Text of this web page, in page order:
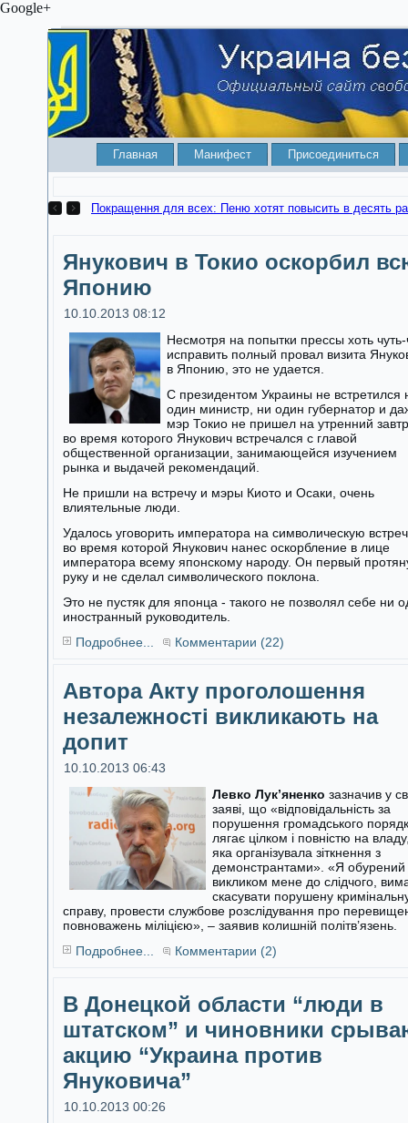
Google+
Главная Манифест Присоединиться
Покращення для всех: Пеню хотят повысить в десять
Янукович в Токио оскорбил
Японию
10.10.2013 08:12
Несмотря на попытки прессы хоть чуть-
исправить полный провал визита
в Японию, это не удается.
С президентом Украины не встретился
один министр, ни один губернатор и
мэр Токио не пришел на утренний
во время которого Янукович встречался с главой
общественной организации, занимающейся изучением
рынка и выдачей рекомендаций.
Не пришли на встречу и мэры Киото и Осаки, очень
влиятельные люди.
Удалось уговорить императора на символическую
во время которой Янукович нанес оскорбление в лице
императора всему японскому народу. Он первый
руку и не сделал символического поклона.
Это не пустяк для японца - такого не позволял себе ни
иностранный руководитель.
Подробнее...
Комментарии (22)
Автора Акту проголошення
незалежності викликають на
допит
10.10.2013 06:43
Левко Лук’яненко зазначив у
заяві, що «відповідальність за
порушення громадського
лягає цілком і повністю на
яка організувала зіткнення з
демонстрантами». «Я обурений
викликом мене до слідчого,
скасувати порушену
справу, провести службове розслідування про
повноважень міліцією», – заявив колишній політв’язень.
Подробнее...
Комментарии (2)
В Донецкой области “люди в
штатском” и чиновники
акцию “Украина против
Януковича”
10.10.2013 00:26